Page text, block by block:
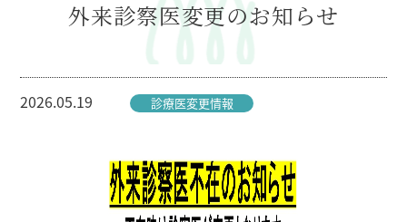
外来診察医変更のお知らせ
2026.05.19 診療医変更情報